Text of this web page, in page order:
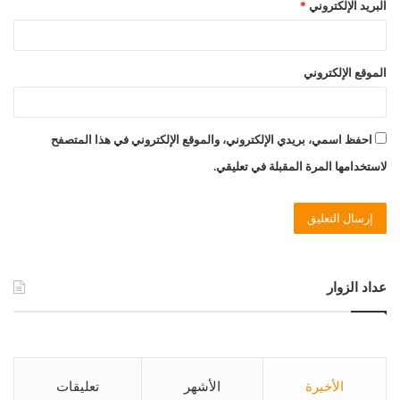
البريد الإلكتروني *
الموقع الإلكتروني
احفظ اسمي، بريدي الإلكتروني، والموقع الإلكتروني في هذا المتصفح
لاستخدامها المرة المقبلة في تعليقي.
عداد الزوار
الأخيرة الأشهر تعليقات